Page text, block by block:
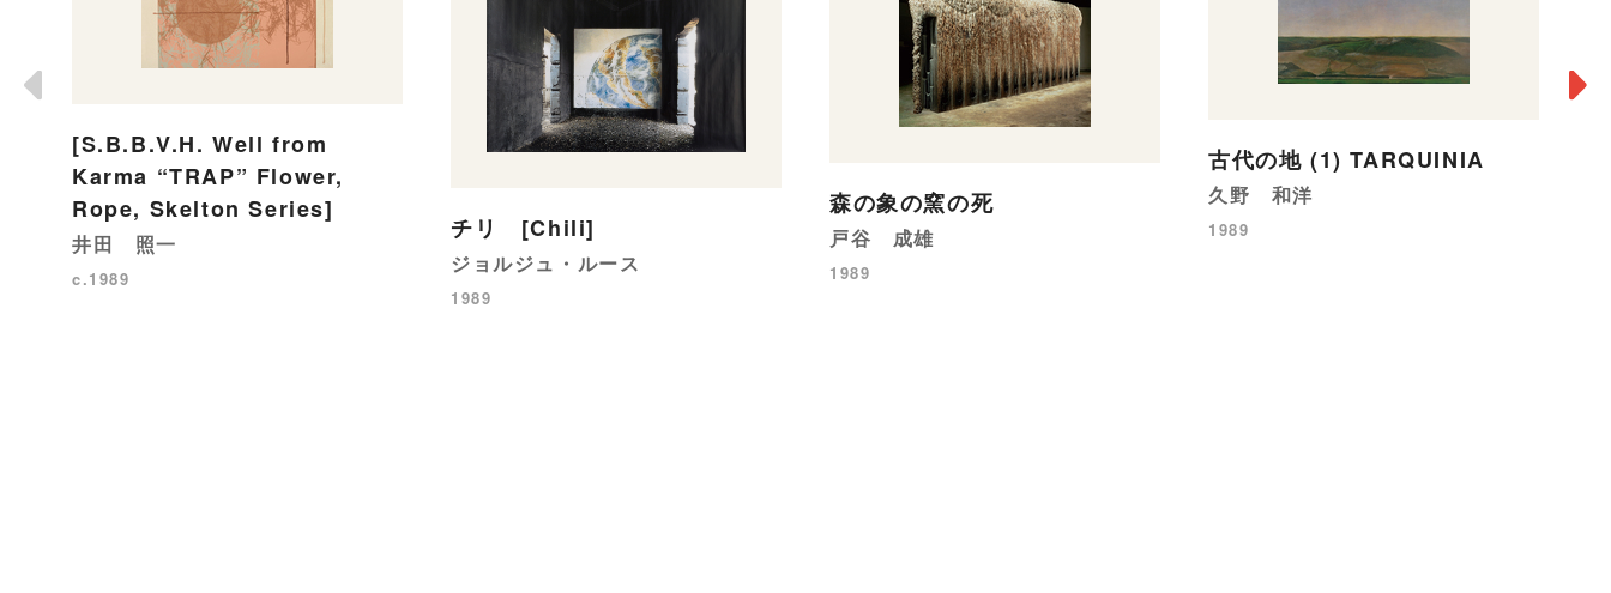
[S.B.B.V.H. Well from
Karma “TRAP” Flower,
Rope, Skelton Series]
井田 照一
c.1989
チリ [Chili]
ジョルジュ・ルース
1989
森の象の窯の死
戸谷 成雄
1989
古代の地 (1) TARQUINIA
久野 和洋
1989